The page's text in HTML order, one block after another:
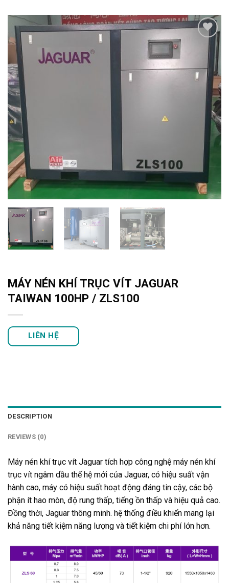
Add to
Wishlist
MÁY NÉN KHÍ TRỤC VÍT JAGUAR
TAIWAN 100HP / ZLS100
LIÊN HỆ
DESCRIPTION
REVIEWS (0)
Máy nén khí trục vít Jaguar tích hợp công nghệ máy nén khí
trục vít ngâm dầu thế hệ mới của Jaguar, có hiệu suất vận
hành cao, máy có hiệu suất hoạt động đáng tin cậy, các bộ
phận ít hao mòn, độ rung thấp, tiếng ồn thấp và hiệu quả cao.
Đồng thời, Jaguar thông minh. hệ thống điều khiển mang lại
khả năng tiết kiệm năng lượng và tiết kiệm chi phí lớn hơn.